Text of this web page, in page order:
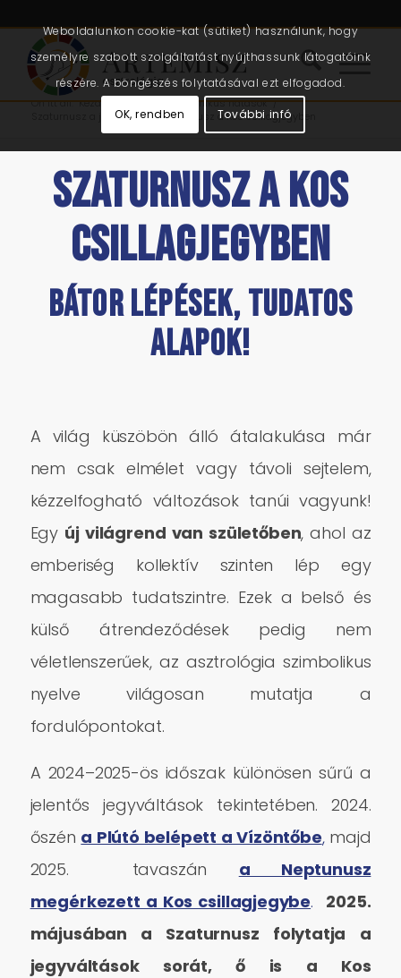
Ön itt áll: Kezdőlap Kozmikus hatások /
Szaturnusz a jegyekben /Szaturnusz a Kos csillagjegyben
SZATURNUSZ A KOS
CSILLAGJEGYBEN
Bátor lépések, tudatos
alapok!
A világ küszöbön álló átalakulása már
nem csak elmélet vagy távoli sejtelem,
kézzelfogható változások tanúi vagyunk!
Egy új világrend van születőben, ahol az
emberiség kollektív szinten lép egy
magasabb tudatszintre. Ezek a belső és
külső átrendeződések pedig nem
véletlenszerűek, az asztrológia szimbolikus
nyelve világosan mutatja a
fordulópontokat.
A 2024–2025-ös időszak különösen sűrű a
jelentős jegyváltások tekintetében. 2024.
őszén a Plútó belépett a Vízöntőbe,majd
2025. tavaszán a Neptunusz
megérkezett a Kos csillagjegybe.
2025.
májusában a Szaturnusz folytatja a
jegyváltások sorát, ő is a Kos
Weboldalunkon cookie-kat (sütiket) használunk, hogy
személyre szabott szolgáltatást nyújthassunk látogatóink
részére. A böngészés folytatásával ezt elfogadod.
OK, rendben További infó